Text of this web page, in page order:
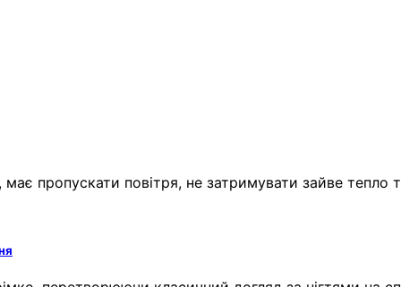
має пропускати повітря, не затримувати зайве